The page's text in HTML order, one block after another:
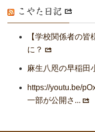
こやた日記
【学校関係者の
に？
麻生八咫の早稲田
https://youtu.be/
一部が公開さ...